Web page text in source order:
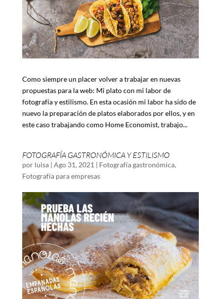
Como siempre un placer volver a trabajar en nuevas
propuestas para la web: Mi plato con mi labor de
fotografía y estilismo. En esta ocasión mi labor ha sido de
nuevo la preparación de platos elaborados por ellos, y en
este caso trabajando como Home Economist, trabajo...
FOTOGRAFÍA GASTRONÓMICA Y ESTILISMO
por luisa| Ago 31, 2021 | Fotografía gastronómica,
Fotografía para empresas